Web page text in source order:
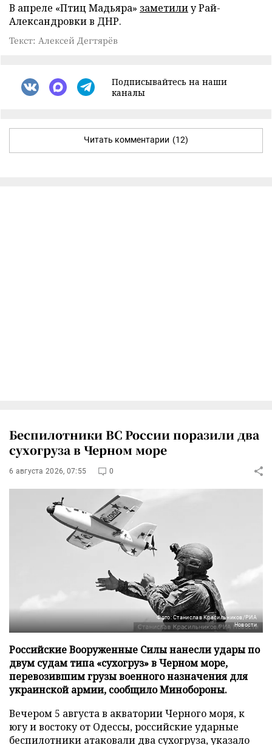
В апреле «Птиц Мадьяра» заметилиу Рай-
Александровки в ДНР.
Текст: Алексей Дегтярёв
Подписывайтесь на наши
каналы
Читать комментарии (12)
Беспилотники ВС России поразили два
сухогруза в Черном море
6 августа 2026, 07:55 0
Фото: Станислав Красильников/РИА
Новости
Российские Вооруженные Силы нанесли удары по
двум судам типа «сухогруз» в Черном море,
перевозившим грузы военного назначения для
украинской армии, сообщило Минобороны.
Вечером 5 августа в акватории Черного моря, к
югу и востоку от Одессы, российские ударные
беспилотники атаковали два сухогруза, указало